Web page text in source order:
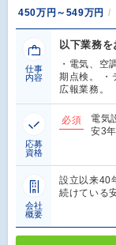
450万円～549万円
仕事
内容
以下業務を
・電気、空
期点検。 ・
広報業務。
応募
資格
必須
電気
安3年
会社
概要
設立以来40
続けている